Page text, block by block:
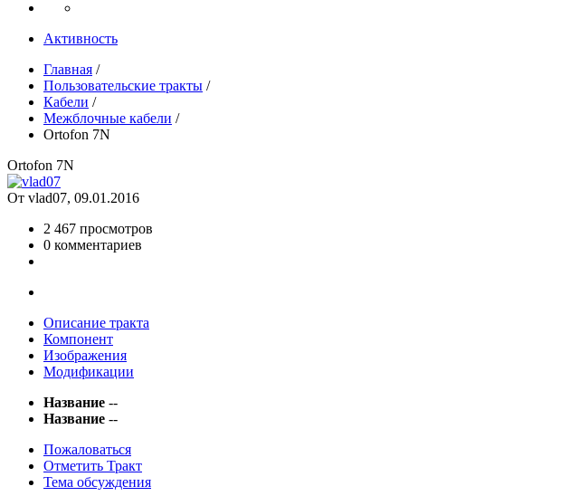
Активность
Главная /
Пользовательские тракты /
Кабели /
Межблочные кабели /
Ortofon 7N
Ortofon 7N
От vlad07, 09.01.2016
2 467 просмотров
0 комментариев
Описание тракта
Компонент
Изображения
Модификации
Название --
Название --
Пожаловаться
Отметить Тракт
Тема обсуждения